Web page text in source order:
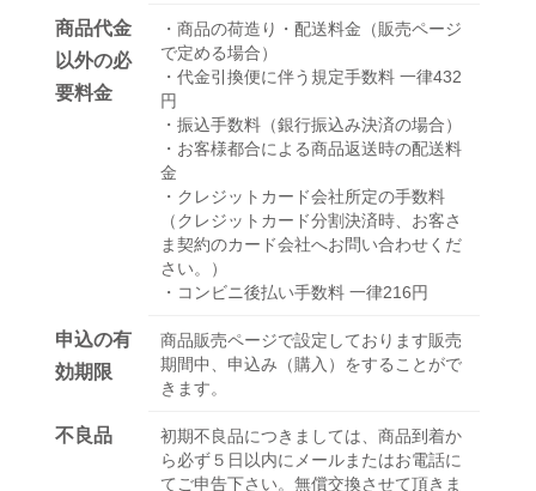
商品代金
以外の必
要料金
・商品の荷造り・配送料金（販売ページ
で定める場合）
・代金引換便に伴う規定手数料 一律432
円
・振込手数料（銀行振込み決済の場合）
・お客様都合による商品返送時の配送料
金
・クレジットカード会社所定の手数料
（クレジットカード分割決済時、お客さ
ま契約のカード会社へお問い合わせくだ
さい。）
・コンビニ後払い手数料 一律216円
申込の有
効期限
商品販売ページで設定しております販売
期間中、申込み（購入）をすることがで
きます。
不良品
初期不良品につきましては、商品到着か
ら必ず５日以内にメールまたはお電話に
てご申告下さい。無償交換させて頂きま